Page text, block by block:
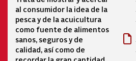
al consumidor la idea de la
pesca y de la acuicultura
como fuente de alimentos
sanos, seguros y de
calidad, así como de